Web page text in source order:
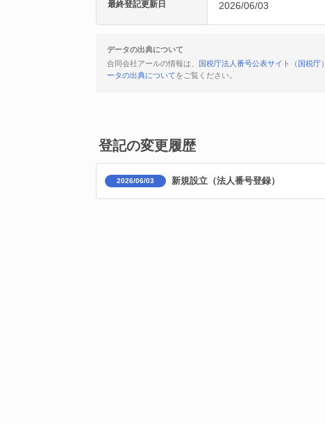
最終登記更新日 2026/06/03
データの出典について
合同会社アールの情報は、
国税庁法人番号公表サイト（国税庁）
ータの出典についてをご覧ください。
登記の変更履歴
2026/06/03 新規設立（法人番号登録）